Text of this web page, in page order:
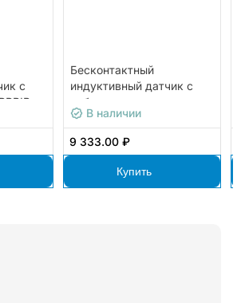
с
Бесконтактный
индуктивный датчик с
кабельным выводом
KIPPRIBOR LA08M-
В наличии
9 333.00 ₽
Купить